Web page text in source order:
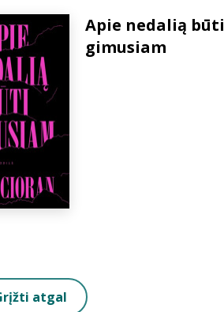
Apie nedalią būti
gimusiam
atgal